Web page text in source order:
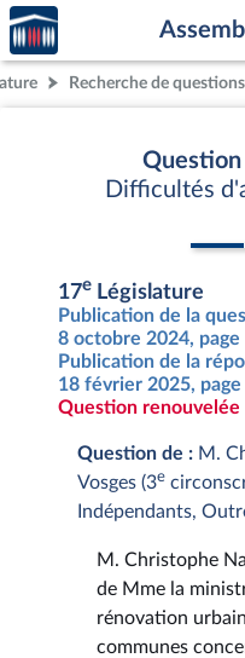
Aller au contenu
Aller en bas de la page
Accèder
à la
page
d'accueilRecherche de
Question
Difficultés
17e Législature
Publication de la
8 octobre 2024, page
Publication de la
18 février 2025,
Question
Question de : M.
Vosges (3e
Indépendants,
M. Christophe
de Mme la
rénovation
communes